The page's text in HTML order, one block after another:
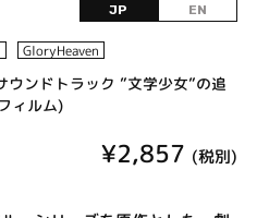
JP EN
GloryHeaven
ンドトラック ”文学少女”の追
ィルム)
¥2,857 (税別)